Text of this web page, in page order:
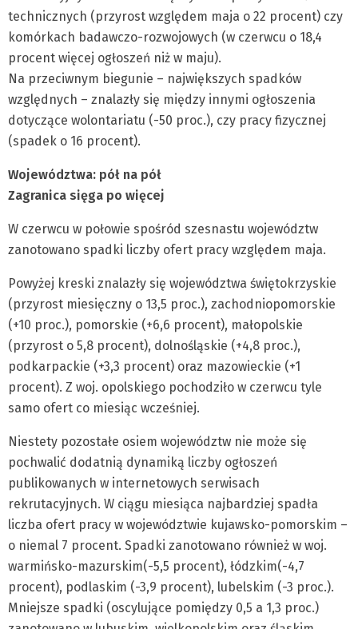
technicznych (przyrost względem maja o 22 procent) czy
komórkach badawczo-rozwojowych (w czerwcu o 18,4
procent więcej ogłoszeń niż w maju).
Na przeciwnym biegunie – największych spadków
względnych – znalazły się między innymi ogłoszenia
dotyczące wolontariatu (-50 proc.), czy pracy fizycznej
(spadek o 16 procent).
Województwa: pół na pół
Zagranica sięga po więcej
W czerwcu w połowie spośród szesnastu województw
zanotowano spadki liczby ofert pracy względem maja.
Powyżej kreski znalazły się województwa świętokrzyskie
(przyrost miesięczny o 13,5 proc.), zachodniopomorskie
(+10 proc.), pomorskie (+6,6 procent), małopolskie
(przyrost o 5,8 procent), dolnośląskie (+4,8 proc.),
podkarpackie (+3,3 procent) oraz mazowieckie (+1
procent). Z woj. opolskiego pochodziło w czerwcu tyle
samo ofert co miesiąc wcześniej.
Niestety pozostałe osiem województw nie może się
pochwalić dodatnią dynamiką liczby ogłoszeń
publikowanych w internetowych serwisach
rekrutacyjnych. W ciągu miesiąca najbardziej spadła
liczba ofert pracy w województwie kujawsko-pomorskim –
o niemal 7 procent. Spadki zanotowano również w woj.
warmińsko-mazurskim(-5,5 procent), łódzkim(-4,7
procent), podlaskim (-3,9 procent), lubelskim (-3 proc.).
Mniejsze spadki (oscylujące pomiędzy 0,5 a 1,3 proc.)